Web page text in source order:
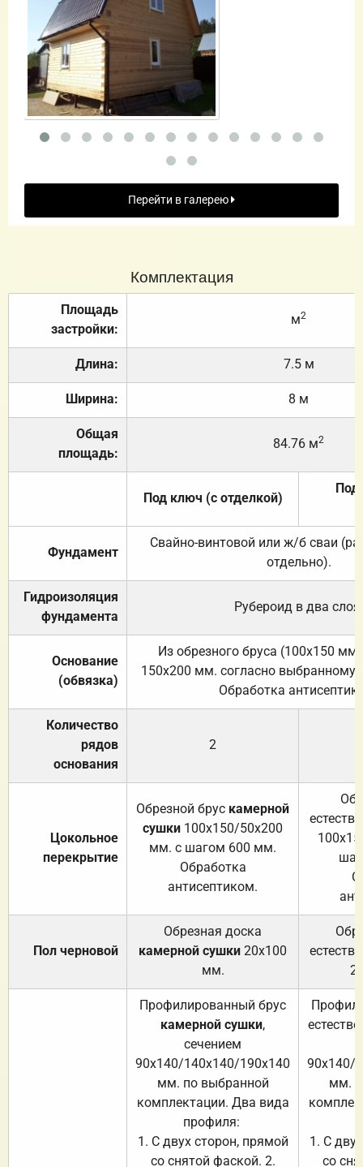
Перейти в галерею
Комплектация
Площадь
застройки:
м2
Длина: 7.5 м
Ширина: 8 м
Общая
площадь:
84.76 м2
Под ключ (с отделкой)
Под
Фундамент
Свайно-винтовой или ж/б сваи
отдельно).
Гидроизоляция
фундамента
Рубероид в два слоя.
Основание
(обвязка)
Из обрезного бруса (100х150
150х200 мм. согласно выбранному
Обработка
Количество
рядов
основания
2
Цокольное
перекрытие
Обрезной брус камерной
сушки 100х150/50х200
мм. с шагом 600 мм.
Обработка
антисептиком.
Пол черновой
Обрезная доска
камерной сушки 20х100
мм.
Профилированный брус
камерной сушки,
сечением
90х140/140х140/190х140
мм. по выбранной
комплектации. Два вида
профиля:
1. С двух сторон, прямой
со снятой фаской. 2.
90х140/
мм.
1. С
со